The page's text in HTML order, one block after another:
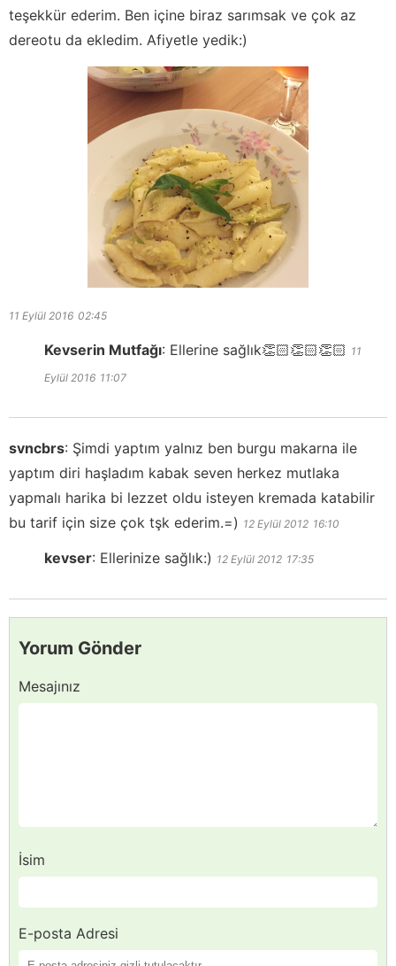
teşekkür ederim. Ben içine biraz sarımsak ve çok az
dereotu da ekledim. Afiyetle yedik:)
11 Eylül 2016 02:45
Kevserin Mutfağı: Ellerine sağlık👏🏻👏🏻👏🏻 11
Eylül 2016 11:07
svncbrs: Şimdi yaptım yalnız ben burgu makarna ile
yaptım diri haşladım kabak seven herkez mutlaka
yapmalı harika bi lezzet oldu isteyen kremada katabilir
bu tarif için size çok tşk ederim.=) 12 Eylül 2012 16:10
kevser: Ellerinize sağlık:) 12 Eylül 2012 17:35
Yorum Gönder
Mesajınız
İsim
E-posta Adresi